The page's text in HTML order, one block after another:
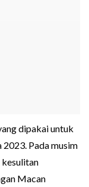
dipakai untuk
Pada musim
Macan